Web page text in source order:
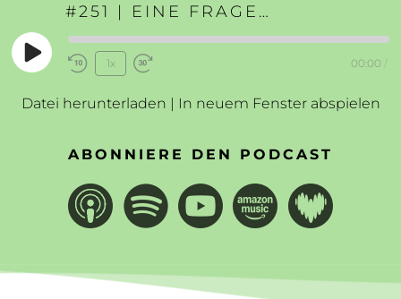
#251 | EINE FRAGE FÜR MEHR MUT
Play
EpisodeRewind
Seconds
1x
30
00:00 /
Datei herunterladen | In neuem Fenster abspielen
ABONNIERE DEN PODCAST